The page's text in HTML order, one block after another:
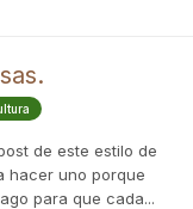
de este estilo de
hacer uno porque
para que cada...